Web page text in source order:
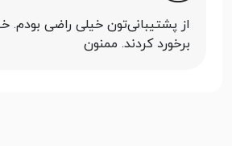
از پشتیبانی‌تون خیلی راضی بودم.
برخورد کردند. ممنون